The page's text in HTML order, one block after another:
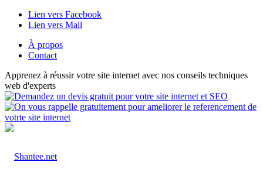
Lien vers Facebook
Lien vers Mail
À propos
Contact
Apprenez à réussir votre site internet avec nos conseils techniques
web d'experts